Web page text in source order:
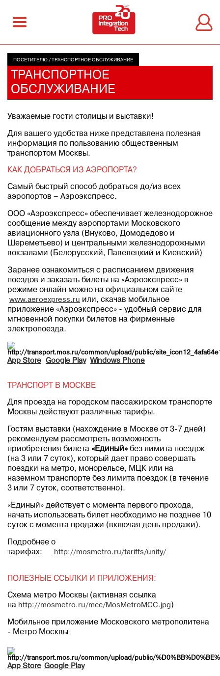
ПОСЕТИТЕЛЮ / ТРАНСПОРТНОЕ ОБСЛУЖИВАНИЕ
ТРАНСПОРТНОЕ
ОБСЛУЖИВАНИЕ
Уважаемые гости столицы и выставки!
Для вашего удобства ниже представлена полезная
информация по пользованию общественным
транспортом Москвы.
КАК ДОБРАТЬСЯ ИЗ АЭРОПОРТА?
Самый быстрый способ добраться до/из всех
аэропортов – Аэроэкспресс.
ООО «Аэроэкспресс» обеспечивает железнодорожное
сообщение между аэропортами Московского
авиационного узла (Внуково, Домодедово и
Шереметьево) и центральными железнодорожными
вокзалами (Белорусский, Павелецкий и Киевский)
Заранее ознакомиться с расписанием движения
поездов и заказать билеты на «Аэроэкспресс» в
режиме онлайн можно на официальном сайте
www.aeroexpress.ru или, скачав мобильное
приложение «Аэроэкспресс» - удобный сервис для
мгновенной покупки билетов на фирменные
электропоезда.
App Store Google Play Windows Phone
ТРАНСПОРТ В МОСКВЕ
Для проезда на городском пассажирском транспорте
Москвы действуют различные тарифы.
Гостям выставки (нахождение в Москве от 3-7 дней)
рекомендуем рассмотреть возможность
приобретения билета «Единый» без лимита поездок
(на 3 или 7 суток), который дает право совершать
поездки на метро, монорельсе, МЦК или на
наземном транспорте без лимита поездок (в течение
3 или 7 суток, соответственно).
«Единый» действует с момента первого прохода,
начать использовать билет необходимо не позднее 10
суток с момента продажи (включая день продажи).
Подробнее о
тарифах:
http://mosmetro.ru/tariffs/unity/
ПОЛЕЗНЫЕ ССЫЛКИ И ПРИЛОЖЕНИЯ:
Схема метро Москвы (активная ссылка
на http://mosmetro.ru/mcc/MosMetroMCC.jpg )
Мобильное приложение Московского метрополитена
- Метро Москвы
App Store Google Play